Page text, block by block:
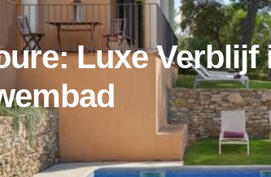
Luxe Verblijf